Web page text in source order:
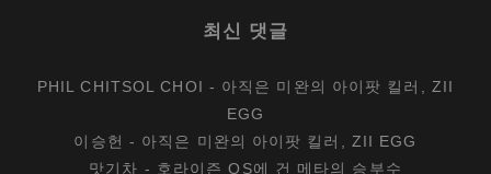
최신 댓글
PHIL CHITSOL CHOI - 아직은 미완의 아이팟 킬러, ZII
EGG
이승헌 - 아직은 미완의 아이팟 킬러, ZII EGG
맛기차 - 호라이즌 OS에 건 메타의 승부수